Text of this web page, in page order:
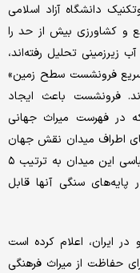
دانشگاه آزاد اسلامی
و کشاورزی بیش ‌‌از حد را
تحلیل رفته‌‌اند،
فرونشست سطح زمین»
فرونشست باعث ایجاد
در فهرست میراث جهانی
اطراف میدان نقش جهان
شده است. ستون‌‌های شرقی و غربی مسجد عباسی این میدان به ترتیب ۵
پایه‌‌های سنگی آنها قابل
ایران، اعلام کرده است
حفاظت از میراث فرهنگی